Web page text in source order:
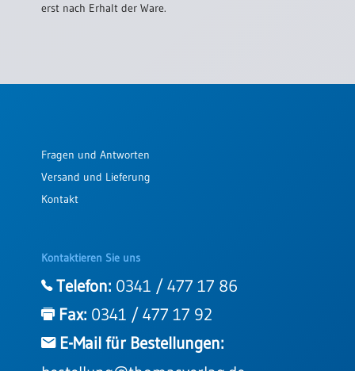
erst nach Erhalt der Ware.
Fragen und Antworten
Versand und Lieferung
Kontakt
Kontaktieren Sie uns
Telefon: 0341 / 477 17 86
Fax: 0341 / 477 17 92
E-Mail für Bestellungen: